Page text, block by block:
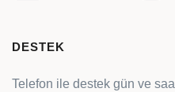
DESTEK
Telefon ile destek gün ve